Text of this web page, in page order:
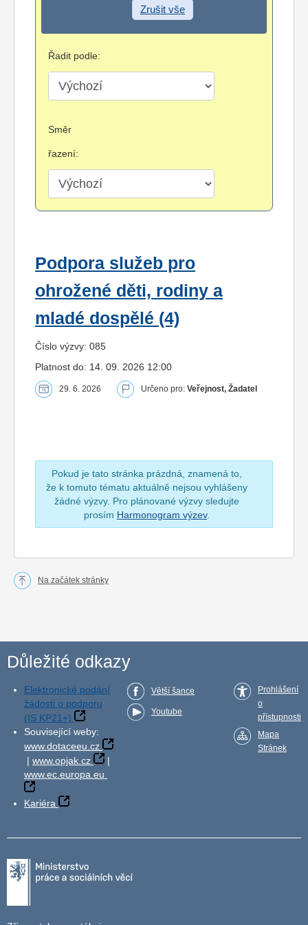
Zrušit vše
Řadit podle:
Směr
řazení:
Podpora služeb pro
ohrožené děti, rodiny a
mladé dospělé (4)
Číslo výzvy: 085
Platnost do: 14. 09. 2026 12:00
29. 6. 2026 Určeno pro: Veřejnost, Žadatel
Pokud je tato stránka prázdná, znamená to,
že k tomuto tématu aktuálně nejsou vyhlášeny
žádné výzvy. Pro plánované výzvy sledujte
prosím Harmonogram výzev.
Na začátek stránky
Důležité odkazy
Elektronické podání
žádosti o podporu
(IS KP21+)
Související weby:
www.dotaceeu.cz
| www.opjak.cz
|
www.ec.europa.eu
Kariéra
Větší šance
Youtube
Prohlášení
o
přístupnosti
Mapa
Stránek